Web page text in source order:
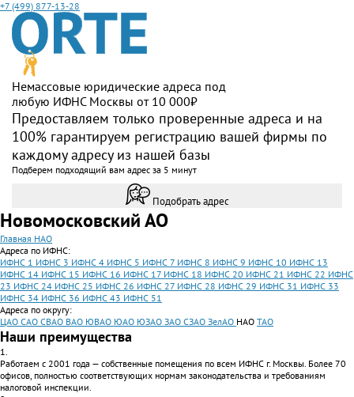
+7 (499) 877-13-28
Немассовые юридические адреса под
любую ИФНС Москвы от 10 000₽
Предоставляем только проверенные адреса и на
100% гарантируем регистрацию вашей фирмы по
каждому адресу из нашей базы
Подберем подходящий вам адрес за 5 минут
Подобрать адрес
Новомосковский АО
Главная НАО
Адреса по ИФНС:
ИФНС 1 ИФНС 3 ИФНС 4 ИФНС 5 ИФНС 7 ИФНС 8 ИФНС 9 ИФНС 10 ИФНС 13
ИФНС 14 ИФНС 15 ИФНС 16 ИФНС 17 ИФНС 18 ИФНС 20 ИФНС 21 ИФНС 22 ИФНС
23 ИФНС 24 ИФНС 25 ИФНС 26 ИФНС 27 ИФНС 28 ИФНС 29 ИФНС 31 ИФНС 33
ИФНС 34 ИФНС 36 ИФНС 43 ИФНС 51
Адреса по округу:
ЦАО САО СВАО ВАО ЮВАО ЮАО ЮЗАО ЗАО СЗАО ЗелАО НАО ТАО
Наши преимущества
1.
Работаем с 2001 года — собственные помещения по всем ИФНС г. Москвы. Более 70
офисов, полностью соответствующих нормам законодательства и требованиям
налоговой инспекции.